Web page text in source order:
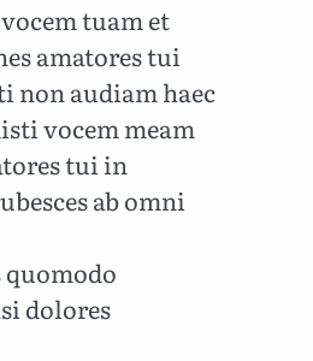
tuam et
amatores tui
non audiam haec
vocem meam
tui in
ab omni
quomodo
dolores